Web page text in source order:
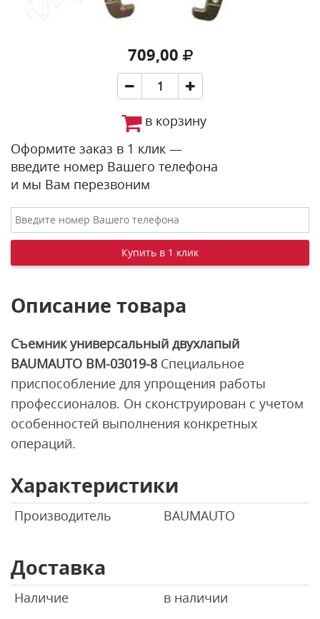
709,00
в корзину
Оформите заказ в 1 клик —
введите номер Вашего телефона
и мы Вам перезвоним
Описание товара
Съемник универсальный двухлапый
BAUMAUTO BM-03019-8 Специальное
приспособление для упрощения работы
профессионалов. Он сконструирован с учетом
особенностей выполнения конкретных
операций.
Характеристики
Производитель BAUMAUTO
Доставка
Наличие в наличии